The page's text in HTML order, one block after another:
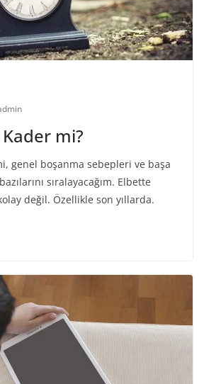
mi?
genel boşanma sebepleri ve başa
sıralayacağım. Elbette
değil. Özellikle son yıllarda.